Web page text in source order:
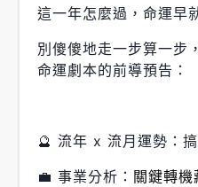
這一年怎麼過，命運早
別傻傻地走一步算一步
命運劇本的前導預告：
🔮 流年 x 流月運勢：
💼 事業分析： 關鍵轉